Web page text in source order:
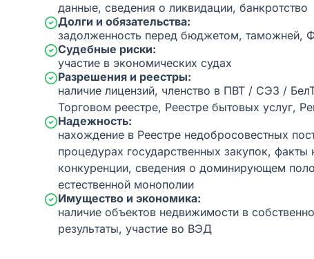
данные, сведения о ликвидации, банкротство
Долги и обязательства:
задолженность перед бюджетом, таможней,
Судебные риски:
участие в экономических судах
Разрешения и реестры:
наличие лицензий, членство в ПВТ / СЭЗ /
Торговом реестре, Реестре бытовых услуг,
Надежность:
нахождение в Реестре недобросовестных
процедурах государственных закупок, факты
конкуренции, сведения о доминирующем
естественной монополии
Имущество и экономика:
наличие объектов недвижимости в
результаты, участие во ВЭД